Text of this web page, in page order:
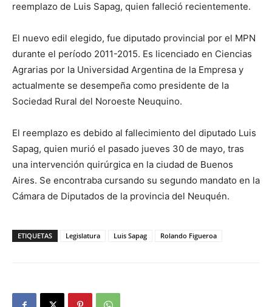
reemplazo de Luis Sapag, quien falleció recientemente.
El nuevo edil elegido, fue diputado provincial por el MPN
durante el período 2011-2015. Es licenciado en Ciencias
Agrarias por la Universidad Argentina de la Empresa y
actualmente se desempeña como presidente de la
Sociedad Rural del Noroeste Neuquino.
El reemplazo es debido al fallecimiento del diputado Luis
Sapag, quien murió el pasado jueves 30 de mayo, tras
una intervención quirúrgica en la ciudad de Buenos
Aires. Se encontraba cursando su segundo mandato en la
Cámara de Diputados de la provincia del Neuquén.
ETIQUETAS Legislatura Luis Sapag Rolando Figueroa